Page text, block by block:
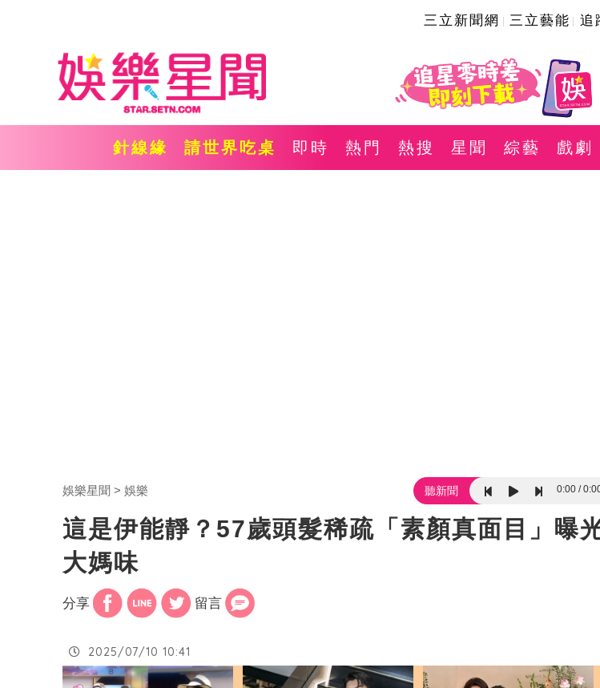
三立新聞網 三立藝能 追
針線緣 請世界吃桌 即時 熱門 熱搜 星聞 綜藝 戲劇
娛樂星聞 娛樂 聽新聞 0:00
這是伊能靜？57歲頭髮稀疏「素顏真面目」
大媽味
分享 留言
2025/07/10 10:41